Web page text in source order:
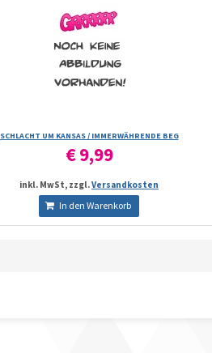
SCHLACHT UM KANSAS /­ IMMERWÄHRENDE BEG
€ 9,99
inkl. MwSt, zzgl.Versandkosten
In den Warenkorb